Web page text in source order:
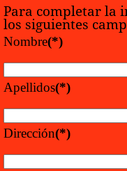
Para completar la
los siguientes
Nombre(*)
Apellidos(*)
Dirección(*)